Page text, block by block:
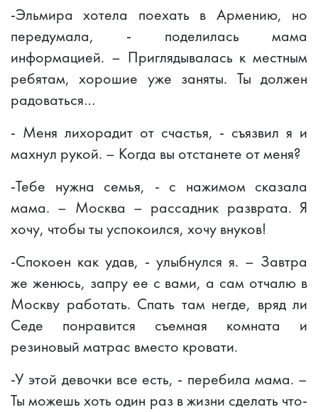
-Эльмира хотела поехать в Армению, но
передумала, - поделилась мама
информацией. – Приглядывалась к местным
ребятам, хорошие уже заняты. Ты должен
радоваться…
- Меня лихорадит от счастья, - съязвил я и
махнул рукой. – Когда вы отстанете от меня?
-Тебе нужна семья, - с нажимом сказала
мама. – Москва – рассадник разврата. Я
хочу, чтобы ты успокоился, хочу внуков!
-Спокоен как удав, - улыбнулся я. – Завтра
же женюсь, запру ее с вами, а сам отчалю в
Москву работать. Спать там негде, вряд ли
Седе понравится съемная комната и
резиновый матрас вместо кровати.
-У этой девочки все есть, - перебила мама. –
Ты можешь хоть один раз в жизни сделать что-